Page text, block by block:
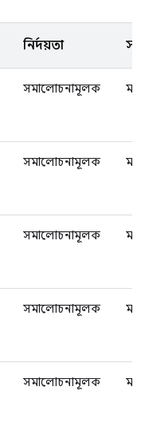
নির্দয়তা
সমালোচনামূলক
সমালোচনামূলক
সমালোচনামূলক
সমালোচনামূলক
সমালোচনামূলক